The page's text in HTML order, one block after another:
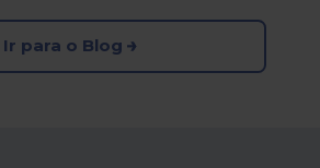
Ir para o Blog